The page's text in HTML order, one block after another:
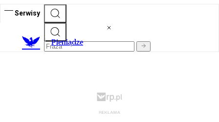
Serwisy
Pieniądze